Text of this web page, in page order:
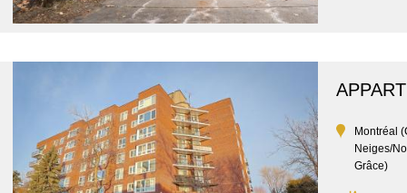
Montréal
Neiges/
Grâce)